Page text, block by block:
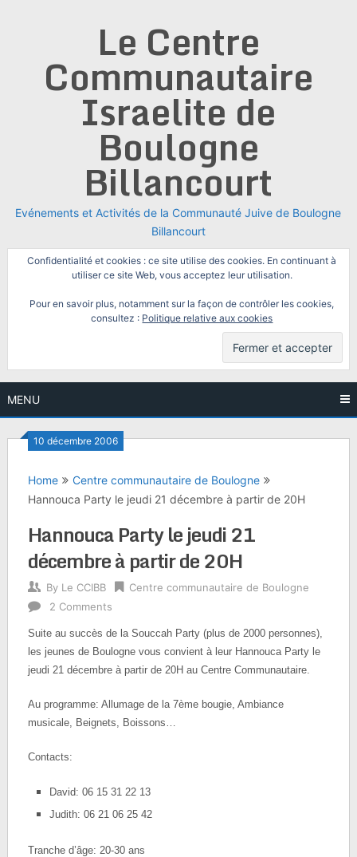
Le Centre
Communautaire
Israelite de
Boulogne
Billancourt
Evénements et Activités de la Communauté Juive de Boulogne
Billancourt
Confidentialité et cookies : ce site utilise des cookies. En continuant à
utiliser ce site Web, vous acceptez leur utilisation.
Pour en savoir plus, notamment sur la façon de contrôler les cookies,
consultez : Politique relative aux cookies
MENU
10 décembre 2006
Home
Centre communautaire de Boulogne
Hannouca Party le jeudi 21 décembre à partir de 20H
Hannouca Party le jeudi 21
décembre à partir de 20H
By Le CCIBB
Centre communautaire de Boulogne
2 Comments
Suite au succès de la Souccah Party (plus de 2000 personnes),
les jeunes de Boulogne vous convient à leur Hannouca Party le
jeudi 21 décembre à partir de 20H au Centre Communautaire.
Au programme: Allumage de la 7ème bougie, Ambiance
musicale, Beignets, Boissons…
Contacts:
David: 06 15 31 22 13
Judith: 06 21 06 25 42
Tranche d’âge: 20-30 ans